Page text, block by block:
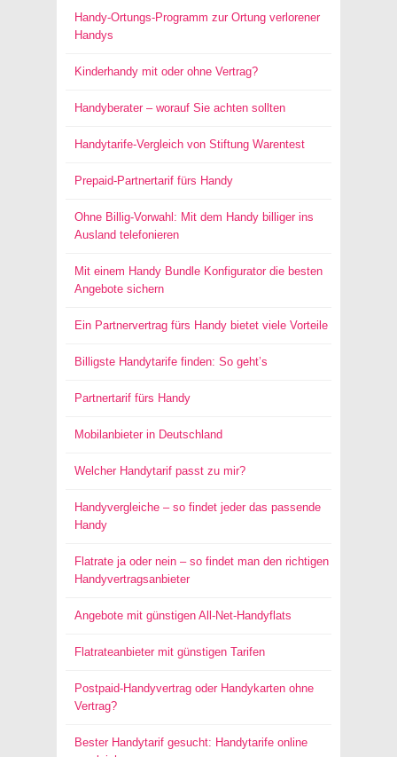
Handy-Ortungs-Programm zur Ortung verlorener
Handys
Kinderhandy mit oder ohne Vertrag?
Handyberater – worauf Sie achten sollten
Handytarife-Vergleich von Stiftung Warentest
Prepaid-Partnertarif fürs Handy
Ohne Billig-Vorwahl: Mit dem Handy billiger ins
Ausland telefonieren
Mit einem Handy Bundle Konfigurator die besten
Angebote sichern
Ein Partnervertrag fürs Handy bietet viele Vorteile
Billigste Handytarife finden: So geht’s
Partnertarif fürs Handy
Mobilanbieter in Deutschland
Welcher Handytarif passt zu mir?
Handyvergleiche – so findet jeder das passende
Handy
Flatrate ja oder nein – so findet man den richtigen
Handyvertragsanbieter
Angebote mit günstigen All-Net-Handyflats
Flatrateanbieter mit günstigen Tarifen
Postpaid-Handyvertrag oder Handykarten ohne
Vertrag?
Bester Handytarif gesucht: Handytarife online